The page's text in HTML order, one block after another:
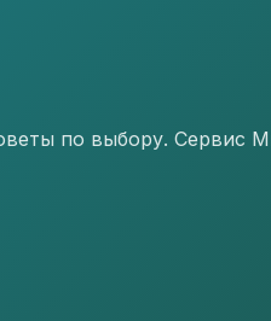
по выбору. Сервис